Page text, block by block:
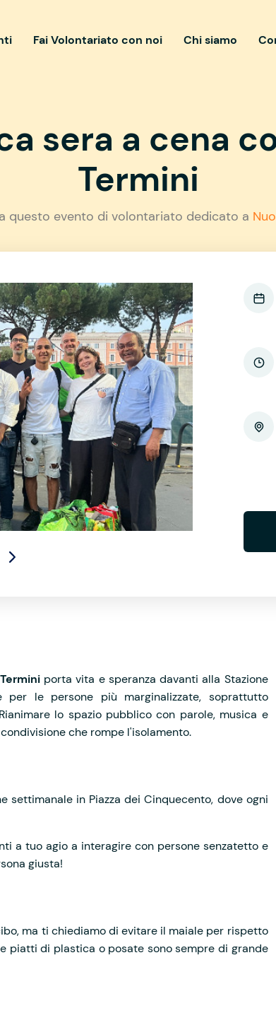
Fai Volontariato con noi Chi siamo
sera a cena
Termini
questo evento di volontariato dedicato a
porta vita e speranza davanti alla Stazione
per le persone più marginalizzate, soprattutto
lo spazio pubblico con parole, musica e
che rompe l'isolamento.
in Piazza dei Cinquecento, dove ogni
a tuo agio a interagire con persone senzatetto e
giusta!
ma ti chiediamo di evitare il maiale per rispetto
piatti di plastica o posate sono sempre di grande